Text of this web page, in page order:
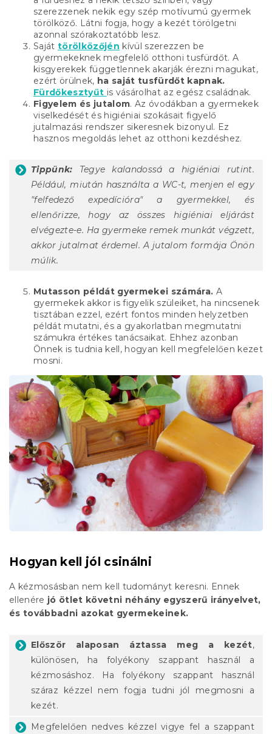
szerezzenek nekik egy szép motívumú gyermek
törölköző. Látni fogja, hogy a kezét törölgetni
azonnal szórakoztatóbb lesz.
Saját törölközőjén kívül szerezzen be
gyermekeknek megfelelő otthoni tusfürdőt. A
kisgyerekek függetlennek akarják érezni magukat,
ezért örülnek, ha saját tusfürdőt kapnak.
Fürdőkesztyűt is vásárolhat az egész családnak.
Figyelem és jutalom. Az óvodákban a gyermekek
viselkedését és higiéniai szokásait figyelő
jutalmazási rendszer sikeresnek bizonyul. Ez
hasznos megoldás lehet az otthoni kezdéshez.
Tippünk: Tegye kalandossá a higiéniai rutint.
Például, miután használta a WC-t, menjen el egy
"felfedező expedícióra" a gyermekkel, és
ellenőrizze, hogy az összes higiéniai eljárást
elvégezte-e. Ha gyermeke remek munkát végzett,
akkor jutalmat érdemel. A jutalom formája Önön
múlik.
Mutasson példát gyermekei számára. A
gyermekek akkor is figyelik szüleiket, ha nincsenek
tisztában ezzel, ezért fontos minden helyzetben
példát mutatni, és a gyakorlatban megmutatni
számukra értékes tanácsaikat. Ehhez azonban
Önnek is tudnia kell, hogyan kell megfelelően kezet
mosni.
Hogyan kell jól csinálni
A kézmosásban nem kell tudományt keresni. Ennek
ellenére jó ötlet követni néhány egyszerű irányelvet,
és továbbadni azokat gyermekeinek.
Először alaposan áztassa meg a kezét,
különösen, ha folyékony szappant használ a
kézmosáshoz. Ha folyékony szappant használ
száraz kézzel nem fogja tudni jól megmosni a
kezét.
Megfelelően nedves kézzel vigye fel a szappant